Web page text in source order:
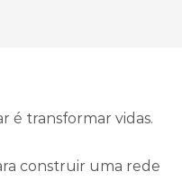
é transformar vidas.
construir uma rede